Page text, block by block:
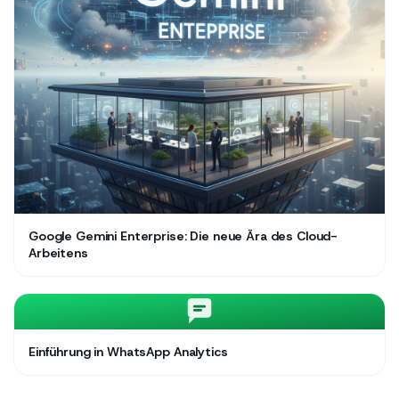
Google Gemini Enterprise: Die neue Ära des Cloud-
Arbeitens
Einführung in WhatsApp Analytics